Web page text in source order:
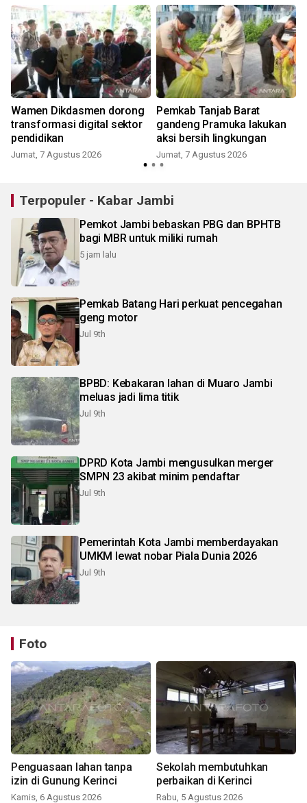
Wamen Dikdasmen dorong
transformasi digital sektor
pendidikan
Jumat, 7 Agustus 2026
Pemkab Tanjab Barat
gandeng Pramuka lakukan
aksi bersih lingkungan
Jumat, 7 Agustus 2026
Terpopuler - Kabar Jambi
Pemkot Jambi bebaskan PBG dan BPHTB
bagi MBR untuk miliki rumah
5 jam lalu
Pemkab Batang Hari perkuat pencegahan
geng motor
Jul 9th
BPBD: Kebakaran lahan di Muaro Jambi
meluas jadi lima titik
Jul 9th
DPRD Kota Jambi mengusulkan merger
SMPN 23 akibat minim pendaftar
Jul 9th
Pemerintah Kota Jambi memberdayakan
UMKM lewat nobar Piala Dunia 2026
Jul 9th
Foto
Penguasaan lahan tanpa
izin di Gunung Kerinci
Kamis, 6 Agustus 2026
Sekolah membutuhkan
perbaikan di Kerinci
Rabu, 5 Agustus 2026